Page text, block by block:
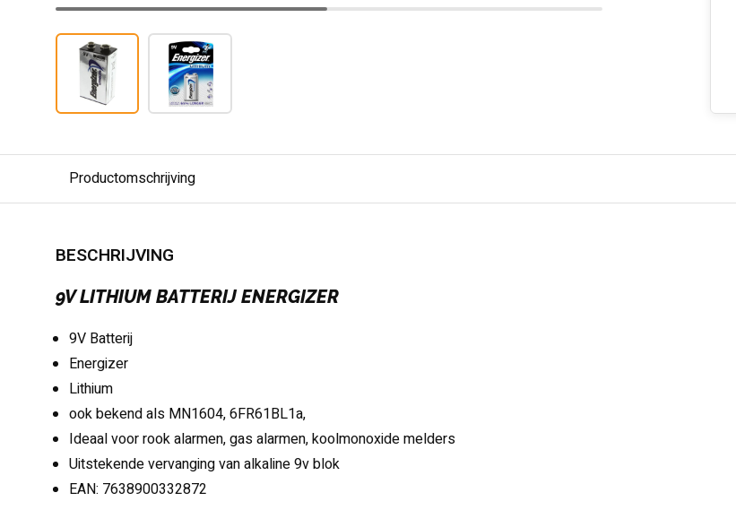
Productomschrijving
BESCHRIJVING
9V LITHIUM BATTERIJ ENERGIZER
9V Batterij
Energizer
Lithium
ook bekend als MN1604, 6FR61BL1a,
Ideaal voor rook alarmen, gas alarmen, koolmonoxide melders
Uitstekende vervanging van alkaline 9v blok
EAN: 7638900332872